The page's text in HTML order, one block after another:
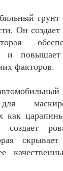
грунт
Он
и
факторов.
для
как
создает